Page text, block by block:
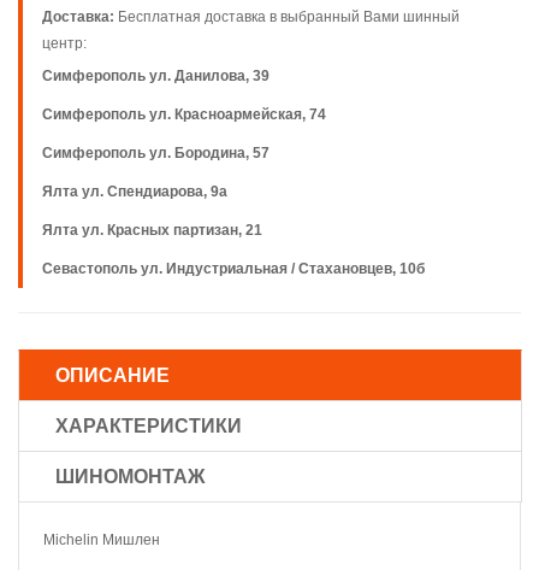
Доставка: Бесплатная доставка в выбранный Вами шинный
центр:
Симферополь ул. Данилова, 39
Симферополь ул. Красноармейская, 74
Симферополь ул. Бородина, 57
Ялта ул. Спендиарова, 9а
Ялта ул. Красных партизан, 21
Севастополь ул. Индустриальная / Стахановцев, 10б
ОПИСАНИЕ
ХАРАКТЕРИСТИКИ
ШИНОМОНТАЖ
Michelin Мишлен